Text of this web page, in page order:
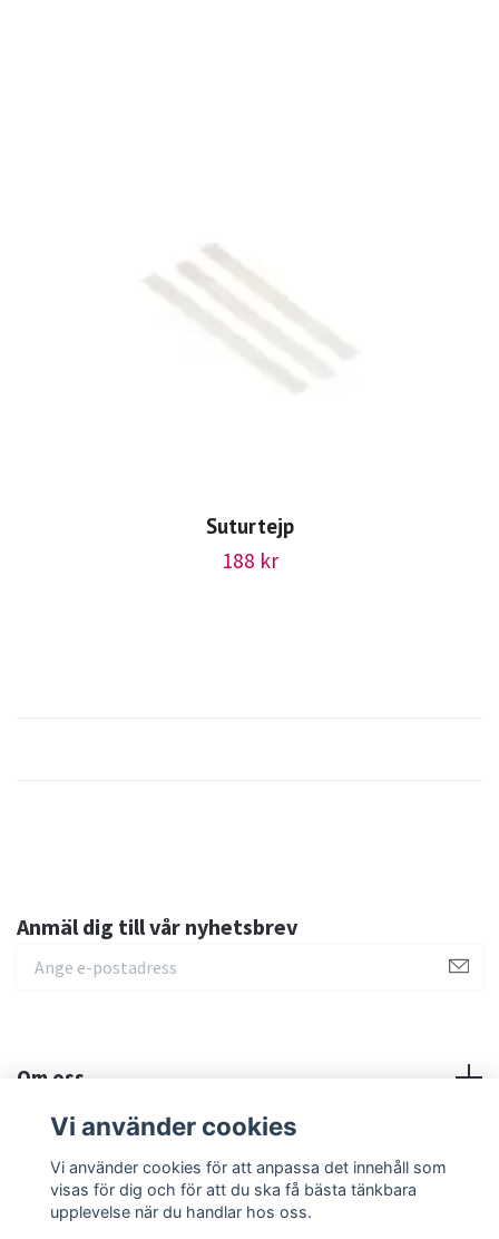
Suturtejp
188 kr
Anmäl dig till vår nyhetsbrev
Om oss
Sociala medier
Vi använder cookies
Vi använder cookies för att anpassa det innehåll som
visas för dig och för att du ska få bästa tänkbara
upplevelse när du handlar hos oss.